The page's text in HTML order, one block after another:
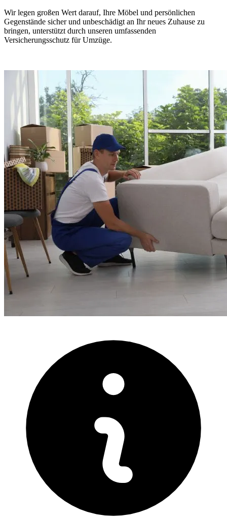
Wir legen großen Wert darauf, Ihre Möbel und persönlichen
Gegenstände sicher und unbeschädigt an Ihr neues Zuhause zu
bringen, unterstützt durch unseren umfassenden
Versicherungsschutz für Umzüge.